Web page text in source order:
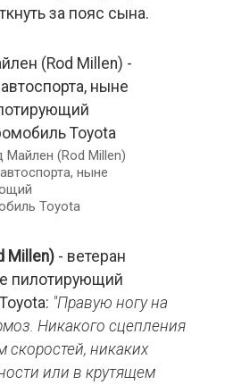
за пояс сына.
Майлен (Rod Millen)
ныне
Toyota
Millen)- ветеран
пилотирующий
"Правую ногу на
Никакого сцепления
скоростей, никаких
или в крутящем